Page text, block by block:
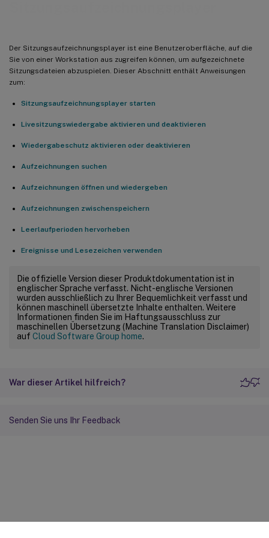
Der Sitzungsaufzeichnungsplayer ist eine Benutzeroberfläche, auf die
Sie von einer Workstation aus zugreifen können, um aufgezeichnete
Sitzungsdateien abzuspielen. Dieser Abschnitt enthält Anweisungen
zum:
Sitzungsaufzeichnungsplayer starten
Livesitzungswiedergabe aktivieren und deaktivieren
Wiedergabeschutz aktivieren oder deaktivieren
Aufzeichnungen suchen
Aufzeichnungen öffnen und wiedergeben
Aufzeichnungen zwischenspeichern
Leerlaufperioden hervorheben
Ereignisse und Lesezeichen verwenden
Die offizielle Version dieser Produktdokumentation ist in
englischer Sprache verfasst. Nicht-englische Versionen
wurden ausschließlich zu Ihrer Bequemlichkeit verfasst und
können maschinell übersetzte Inhalte enthalten. Weitere
Informationen finden Sie im Haftungsausschluss zur
maschinellen Übersetzung (Machine Translation Disclaimer)
auf Cloud Software Group home.
War dieser Artikel hilfreich?
Senden Sie uns Ihr Feedback